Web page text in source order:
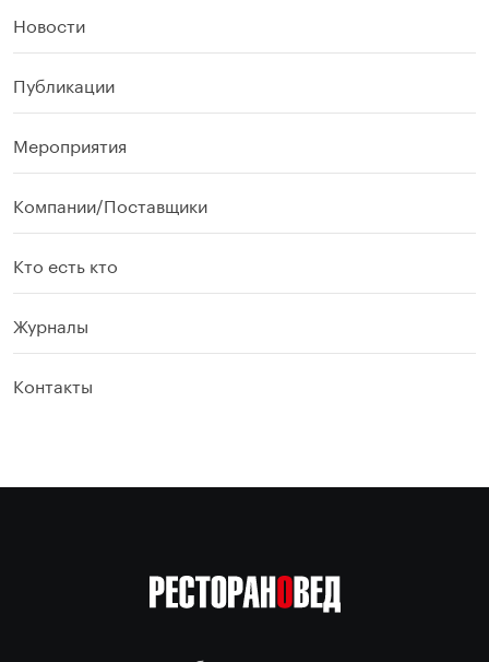
Новости
Публикации
Мероприятия
Компании/Поставщики
Кто есть кто
Журналы
Контакты